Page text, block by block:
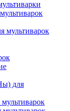
мультиварок
для